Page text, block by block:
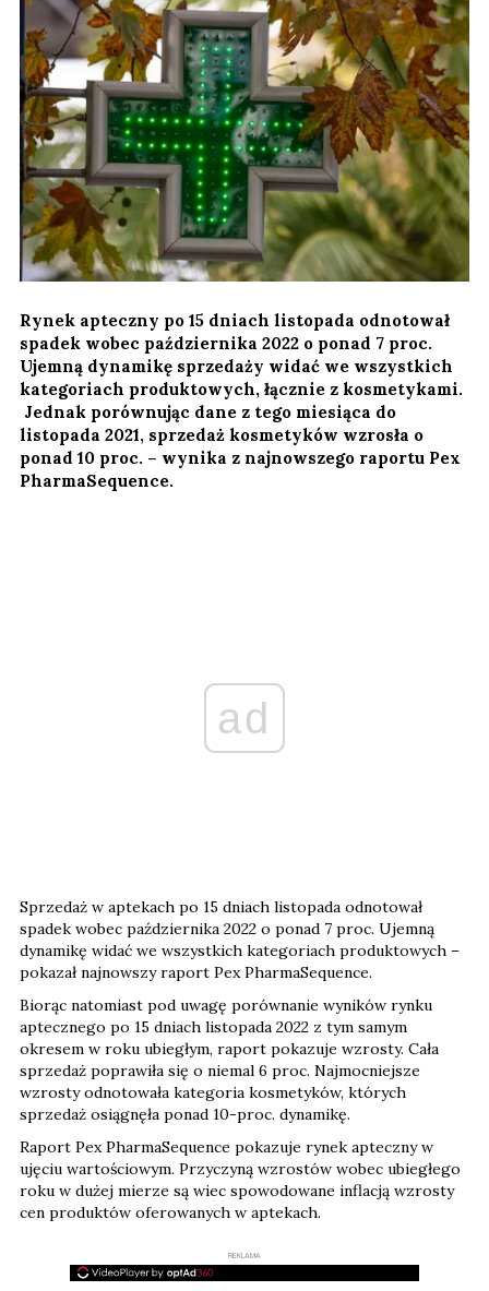
Rynek apteczny po 15 dniach listopada odnotował
spadek wobec października 2022 o ponad 7 proc.
Ujemną dynamikę sprzedaży widać we wszystkich
kategoriach produktowych, łącznie z kosmetykami.
Jednak porównując dane z tego miesiąca do
listopada 2021, sprzedaż kosmetyków wzrosła o
ponad 10 proc. – wynika z najnowszego raportu Pex
PharmaSequence.
ad
Sprzedaż w aptekach po 15 dniach listopada odnotował
spadek wobec października 2022 o ponad 7 proc. Ujemną
dynamikę widać we wszystkich kategoriach produktowych –
pokazał najnowszy raport Pex PharmaSequence.
Biorąc natomiast pod uwagę porównanie wyników rynku
aptecznego po 15 dniach listopada 2022 z tym samym
okresem w roku ubiegłym, raport pokazuje wzrosty. Cała
sprzedaż poprawiła się o niemal 6 proc. Najmocniejsze
wzrosty odnotowała kategoria kosmetyków, których
sprzedaż osiągnęła ponad 10-proc. dynamikę.
Raport Pex PharmaSequence pokazuje rynek apteczny w
ujęciu wartościowym. Przyczyną wzrostów wobec ubiegłego
roku w dużej mierze są wiec spowodowane inflacją wzrosty
cen produktów oferowanych w aptekach.
REKLAMA